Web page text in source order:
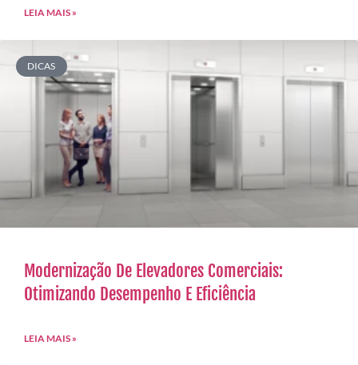
LEIA MAIS »
DICAS
Modernização De Elevadores Comerciais:
Otimizando Desempenho E Eficiência
LEIA MAIS »